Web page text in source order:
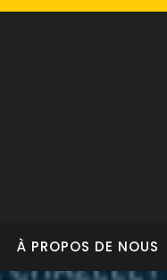
À PROPOS DE NOUS